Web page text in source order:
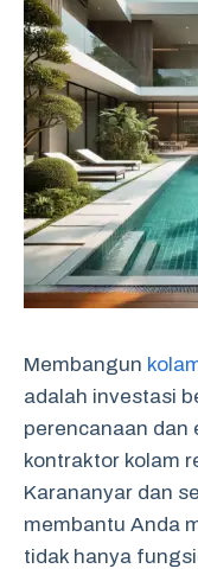
Membangun
adalah investasi
perencanaan dan
kontraktor kolam
Karananyar dan
membantu Anda
tidak hanya